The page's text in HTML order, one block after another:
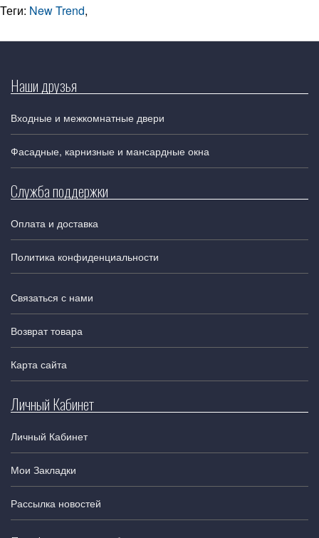
Теги: New Trend,
Наши друзья
Входные и межкомнатные двери
Фасадные, карнизные и мансардные окна
Служба поддержки
Оплата и доставка
Политика конфиденциальности
Связаться с нами
Возврат товара
Карта сайта
Личный Кабинет
Личный Кабинет
Мои Закладки
Рассылка новостей